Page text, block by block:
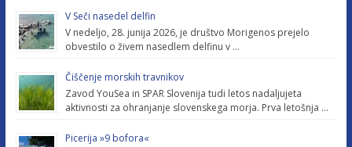
V Seči nasedel delfin
V nedeljo, 28. junija 2026, je društvo Morigenos prejelo
obvestilo o živem nasedlem delfinu v …
Čiščenje morskih travnikov
Zavod YouSea in SPAR Slovenija tudi letos nadaljujeta
aktivnosti za ohranjanje slovenskega morja. Prva letošnja …
Picerija »9 bofora«